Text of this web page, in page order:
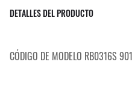
DETALLES DEL PRODUCTO
CÓDIGO DE MODELO RB0316S